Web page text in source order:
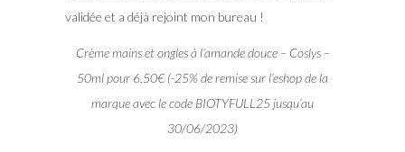
validée et a déjà rejoint mon bureau !
Crème mains et ongles à l’amande douce – Coslys –
50ml pour 6,50€ (-25% de remise sur l’eshop de la
marque avec le code BIOTYFULL25 jusqu’au
30/06/2023)